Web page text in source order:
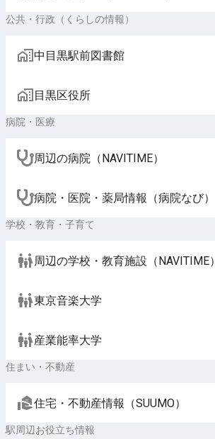
公共・行政（くらしの情報）
中目黒駅前図書館
目黒区役所
病院・医療
周辺の病院（NAVITIME）
病院・医院・薬局情報（病院なび）
学校・教育・子育て
周辺の学校・教育施設（NAVITIME）
東京音楽大学
産業能率大学
住まい・不動産
住宅・不動産情報（SUUMO）
駅周辺お役立ち情報